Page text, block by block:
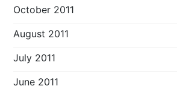
October 2011
August 2011
July 2011
June 2011